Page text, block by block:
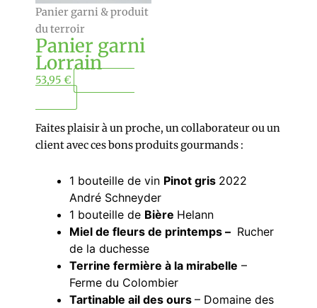
Panier garni & produit
du terroir
Panier garni
Lorrain
53,95 €
Faites plaisir à un proche, un collaborateur ou un
client avec ces bons produits gourmands :
1 bouteille de vin Pinot gris 2022
André Schneyder
1 bouteille de Bière Helann
Miel de fleurs de printemps – Rucher
de la duchesse
Terrine fermière à la mirabelle –
Ferme du Colombier
Tartinable ail des ours – Domaine des